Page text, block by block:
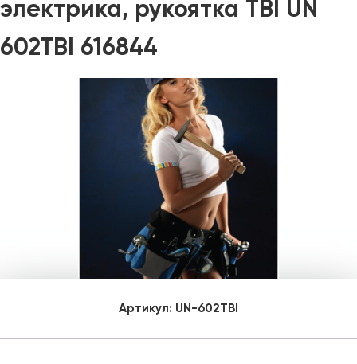
электрика, рукоятка TBI UN
602TBI 616844
Артикул: UN-602TBI